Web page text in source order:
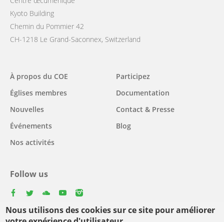
Nous utilisons des cookies sur ce site pour améliorer
Kyoto Building
Chemin du Pommier 42
CH-1218 Le Grand-Saconnex, Switzerland
Main
navigation
À propos du COE
Églises membres
Nouvelles
Événements
Nos activités
Participez
Documentation
Contact & Presse
Blog
Follow us
Select